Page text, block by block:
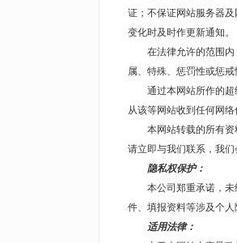
证；不保证网站服务器
变化时及时作更新通知。
在法律允许的范围内，
属、特殊、惩罚性或惩
通过本网站所作的超级
从该等网站收到任何网络
本网站转载的所有资料
请立即与我们联系，我们
隐私权保护：
本公司郑重承诺，未经
件、填报资料等涉及个
适用法律：